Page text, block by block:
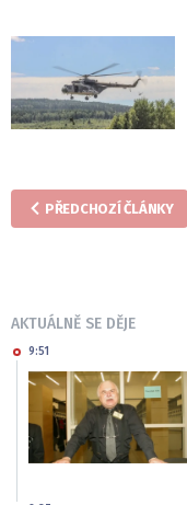
PŘEDCHOZÍ ČLÁNKY
AKTUÁLNĚ SE DĚJE
9:51